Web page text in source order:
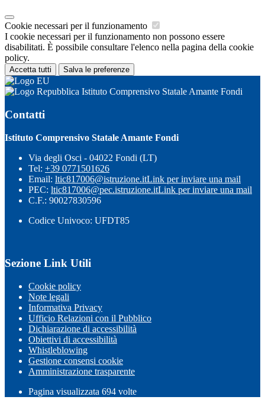
Cookie necessari per il funzionamento
I cookie necessari per il funzionamento non possono essere
disabilitati. È possibile consultare l'elenco nella pagina della cookie
policy.
Accetta tutti Salva le preferenze
Istituto Comprensivo Statale Amante Fondi
Contatti
Istituto Comprensivo Statale Amante Fondi
Via degli Osci - 04022 Fondi (LT)
Tel: +39 0771501626
Email: ltic817006@istruzione.itLink per inviare una mail
PEC: ltic817006@pec.istruzione.itLink per inviare una mail
C.F.: 90027830596
Codice Univoco: UFDT85
Sezione Link Utili
Cookie policy
Note legali
Informativa Privacy
Ufficio Relazioni con il Pubblico
Dichiarazione di accessibilità
Obiettivi di accessibilità
Whistleblowing
Gestione consensi cookie
Amministrazione trasparente
Pagina visualizzata 694 volte